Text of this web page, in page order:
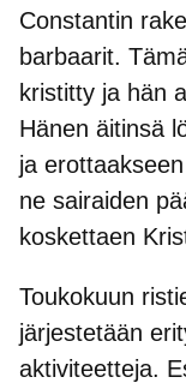
Constantin
barbaarit.
kristitty ja hän
Hänen äitinsä
ja
ne sairaiden
koskettaen
Toukokuun
järjestetään
aktiviteetteja.